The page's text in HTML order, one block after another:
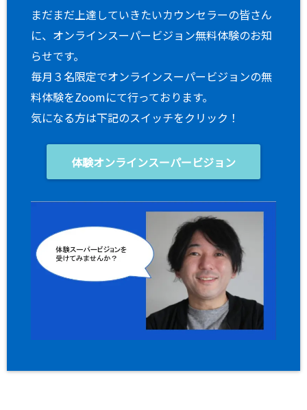
まだまだ上達していきたいカウンセラーの皆さん
に、オンラインスーパービジョン無料体験のお知
らせです。
毎月３名限定でオンラインスーパービジョンの無
料体験をZoomにて行っております。
気になる方は下記のスイッチをクリック！
体験オンラインスーパービジョン